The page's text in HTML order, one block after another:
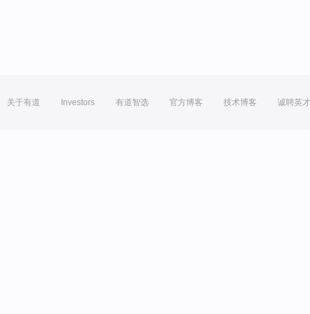
关于有道 Investors 有道智选 官方博客 技术博客 诚聘英才